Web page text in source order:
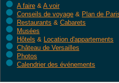
A faire & A voir
Conseils de voyage & Plan de
Restaurants & Cabarets
Musées
Hôtels & Location d'appartements
Château de Versailles
Photos
Calendrier des événements